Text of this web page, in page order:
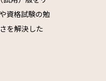
資格試験の勉
を解決した